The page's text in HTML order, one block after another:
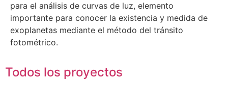
para el análisis de curvas de luz, elemento
importante para conocer la existencia y medida de
exoplanetas mediante el método del tránsito
fotométrico.
Todos los proyectos